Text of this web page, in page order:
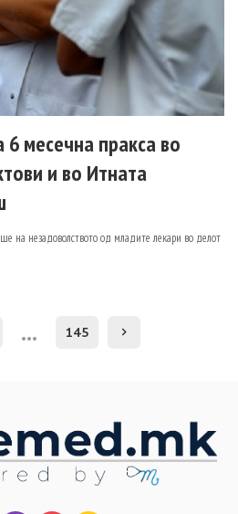
месечна пракса во
и во Итната
на незадоволството од младите лекари во делот
… 145